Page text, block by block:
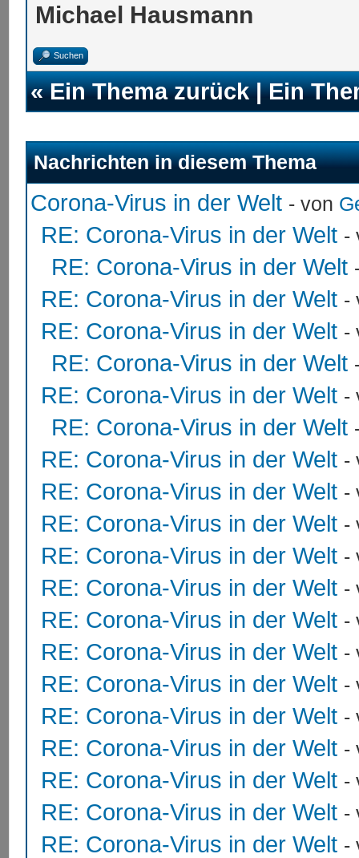
Michael Hausmann
Suchen
«Ein Thema zurück|Ein
Nachrichten in diesem Thema
Corona-Virus in der Welt - von
RE: Corona-Virus in der Welt -
RE: Corona-Virus in der Welt
RE: Corona-Virus in der Welt -
RE: Corona-Virus in der Welt -
RE: Corona-Virus in der Welt
RE: Corona-Virus in der Welt -
RE: Corona-Virus in der Welt
RE: Corona-Virus in der Welt -
RE: Corona-Virus in der Welt -
RE: Corona-Virus in der Welt -
RE: Corona-Virus in der Welt -
RE: Corona-Virus in der Welt -
RE: Corona-Virus in der Welt -
RE: Corona-Virus in der Welt -
RE: Corona-Virus in der Welt -
RE: Corona-Virus in der Welt -
RE: Corona-Virus in der Welt -
RE: Corona-Virus in der Welt -
RE: Corona-Virus in der Welt -
RE: Corona-Virus in der Welt -